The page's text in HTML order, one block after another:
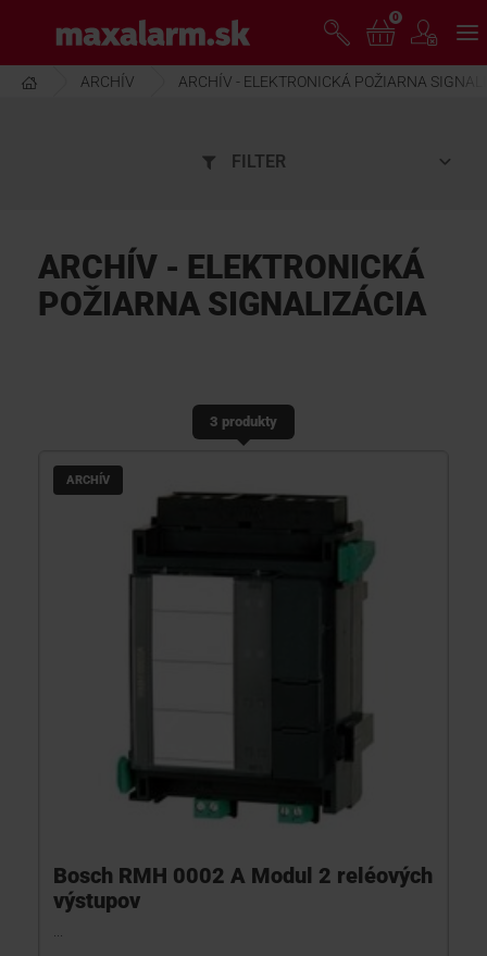
hlavnému
obsahu
www.maxalarm.sk
SPOLOČNOSŤ
0
ARCHÍV ARCHÍV - ELEKTRONICKÁ POŽIARNA
FILTER
ARCHÍV - ELEKTRONICKÁ
POŽIARNA SIGNALIZÁCIA
3 produkty
ARCHÍV
Bosch RMH 0002 A Modul 2 reléových
výstupov